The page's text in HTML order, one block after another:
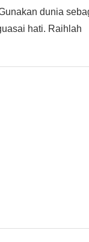
dunia
hati. Raihlah